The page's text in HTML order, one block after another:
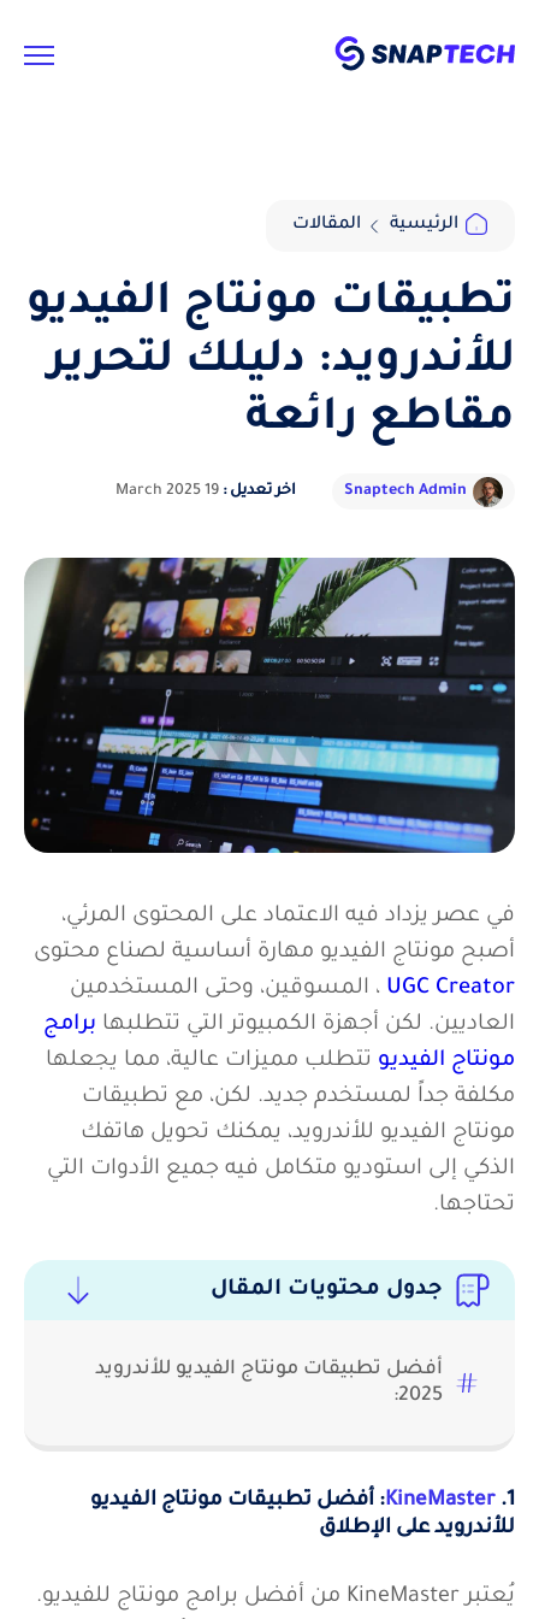
الرئيسية المقالات
تطبيقات مونتاج الفيديو
للأندرويد: دليلك لتحرير
مقاطع رائعة
Snaptech Admin اخر تعديل : 19 March 2025
في عصر يزداد فيه الاعتماد على المحتوى المرئي،
أصبح مونتاج الفيديو مهارة أساسية لصناع محتوى
UGC Creator ، المسوقين، وحتى المستخدمين
العاديين. لكن أجهزة الكمبيوتر التي تتطلبها برامج
مونتاج الفيديو تتطلب مميزات عالية، مما يجعلها
مكلفة جداً لمستخدم جديد. لكن، مع تطبيقات
مونتاج الفيديو للأندرويد، يمكنك تحويل هاتفك
الذكي إلى استوديو متكامل فيه جميع الأدوات التي
تحتاجها.
جدول محتويات المقال
أفضل تطبيقات مونتاج الفيديو للأندرويد
2025:
1.
KineMaster: أفضل تطبيقات مونتاج الفيديو
للأندرويد على الإطلاق
يُعتبر KineMaster من أفضل برامج مونتاج للفيديو.